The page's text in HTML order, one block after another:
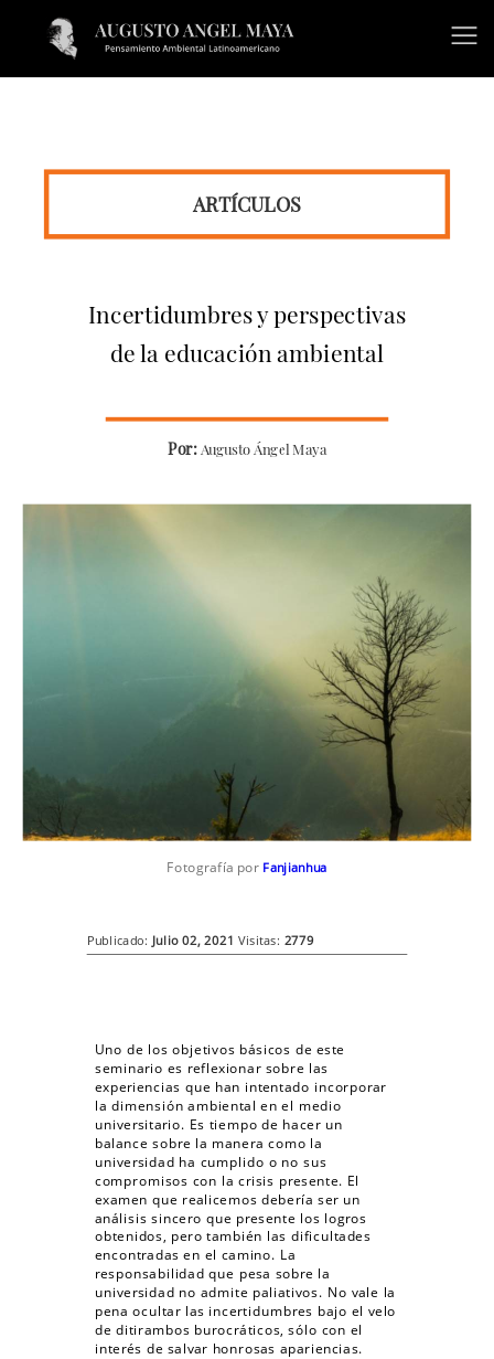
ARTÍCULOS
Incertidumbres y perspectivas
de la educación ambiental
Por:Augusto Ángel Maya
Fotografía por Fanjianhua
Publicado: Julio 02, 2021Visitas: 2779
Uno de los objetivos básicos de este
seminario es reflexionar sobre las
experiencias que han intentado incorporar
la dimensión ambiental en el medio
universitario. Es tiempo de hacer un
balance sobre la manera como la
universidad ha cumplido o no sus
compromisos con la crisis presente. El
examen que realicemos debería ser un
análisis sincero que presente los logros
obtenidos, pero también las dificultades
encontradas en el camino. La
responsabilidad que pesa sobre la
universidad no admite paliativos. No vale la
pena ocultar las incertidumbres bajo el velo
de ditirambos burocráticos, sólo con el
interés de salvar honrosas apariencias.